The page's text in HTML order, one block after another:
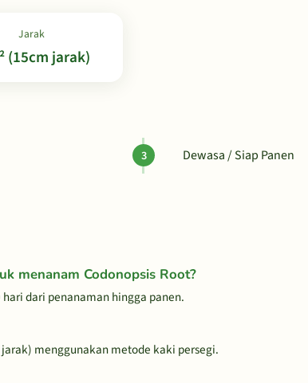
Jarak
(15cm jarak)
Dewasa / Siap Panen
menanam Codonopsis Root?
dari penanaman hingga panen.
menggunakan metode kaki persegi.